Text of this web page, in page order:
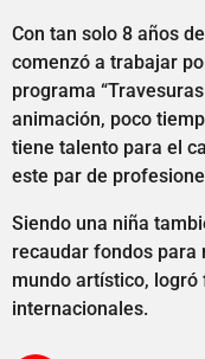
Con tan solo 8 años
comenzó a trabajar
programa
animación, poco
tiene talento para el
este par de
Siendo una niña
recaudar fondos para
mundo artístico,
internacionales.